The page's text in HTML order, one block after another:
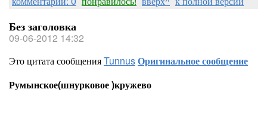
Без заголовка
09-06-2012 14:32
Это цитата сообщенияTunnusОригинальное сообщение
Румынское(шнурковое )кружево